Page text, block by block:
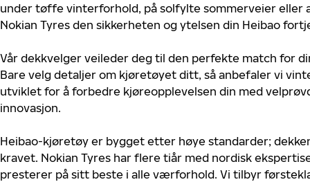
under tøffe vinterforhold, på solfylte sommerveier eller
Nokian Tyres den sikkerheten og ytelsen din Heibao
Vår dekkvelger veileder deg til den perfekte match for
Bare velg detaljer om kjøretøyet ditt, så anbefaler vi
utviklet for å forbedre kjøreopplevelsen din med
innovasjon.
Heibao-kjøretøy er bygget etter høye standarder;
kravet. Nokian Tyres har flere tiår med nordisk
presterer på sitt beste i alle værforhold. Vi tilbyr